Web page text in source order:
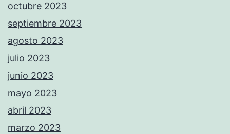
octubre 2023
septiembre 2023
agosto 2023
julio 2023
junio 2023
mayo 2023
abril 2023
marzo 2023